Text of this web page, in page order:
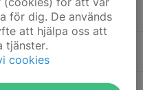
för dig. De används
att hjälpa oss att
tjänster.
cookies